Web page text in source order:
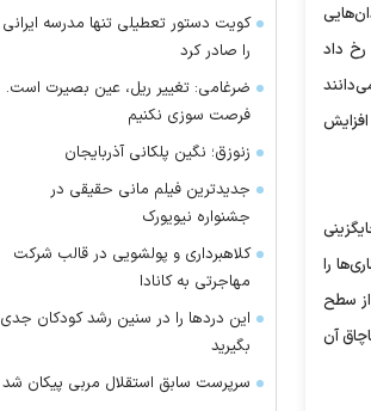
داد
را
سطح
آن
کویت دستور تعطیلی تنها مدرسه ایرانی
را صادر کرد
ضرغامی: تغییر ریل، عین بصیرت است.
فرصت سوزی نکنیم
زنوزق؛ نگین پلکانی آذربایجان
جدیدترین فیلم مانی حقیقی در
جشنواره نیویورک
کلاهبرداری و پولشویی در قالب شرکت
مهاجرتی به کانادا
این درد‌ها را در سنین رشد کودکان جدی
بگیرید
سرپرست سابق استقلال مربی پیکان شد